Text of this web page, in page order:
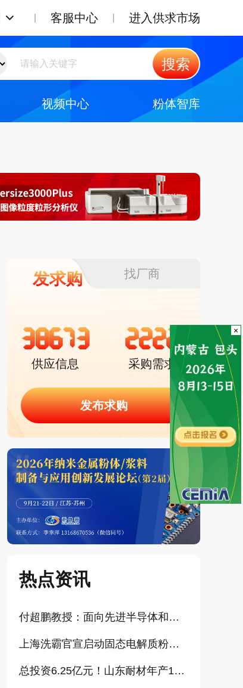
客服中心 进入供求市场
搜索
视频中心 粉体智库
发求购 找厂商
38673
供应信息
2222
采购需求
发布求购
热点资讯
付超鹏教授：面向先进半导体和大健康产业的高纯超细氧化铝研发（报告）
上海洗霸官宣启动固态电解质粉体产业化项目
总投资6.25亿元！山东耐材年产15万吨高科技新材料项目正式开工
×